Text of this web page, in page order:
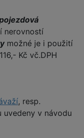
nerovností
možné je i použití
Kč vč.DPH
, resp.
v návodu